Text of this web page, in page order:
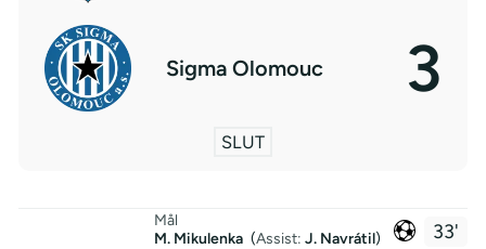
Sigma Olomouc 3
SLUT
33'
Mål
M. Mikulenka (Assist: J. Navrátil)